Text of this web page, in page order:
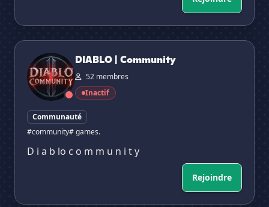
DIABLO | Community
DIABLO | Community
52 membres
Inactif
Communauté
#community# games.
D i a b lo c o m m u n i t y
Rejoindre